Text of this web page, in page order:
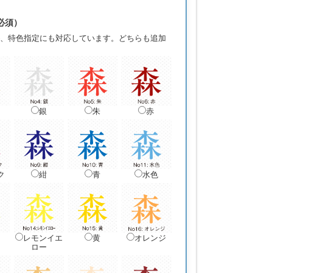
須）
特色指定にも対応しています。どちらも追加
銀 朱 赤
紺 青 水色
レモンイエ
ロー
黄 オレンジ